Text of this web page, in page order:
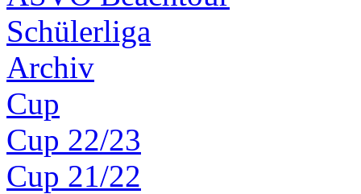
Schülerliga
Archiv
Cup
Cup 22/23
Cup 21/22